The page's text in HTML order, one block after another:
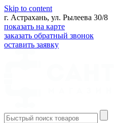
Skip to content
г. Астрахань, ул. Рылеева 30/8
показать на карте
заказать обратный звонок
оставить заявку